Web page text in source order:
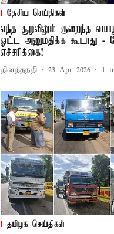
தேசிய செய்திகள்
எந்த சூழலிலும் குறைந்த
ஓட்ட அனுமதிக்க கூடாது -
எச்சரிக்கை!
தினத்தந்தி 23 Apr 2026 1
தமிழக செய்திகள்